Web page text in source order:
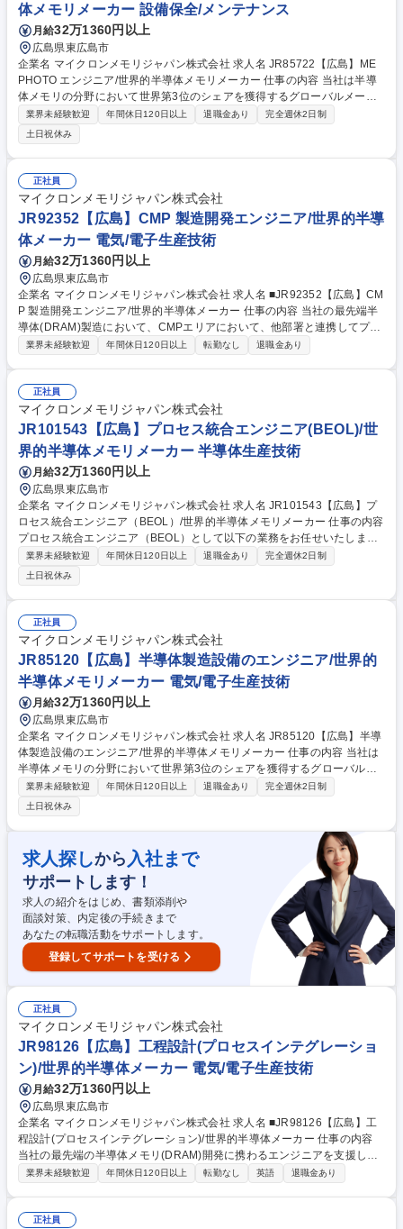
体メモリメーカー 設備保全/メンテナンス
月給32万1360円以上
広島県東広島市
企業名 マイクロンメモリジャパン株式会社 求人名 JR85722【広島】ME
PHOTO エンジニア/世界的半導体メモリメーカー 仕事の内容 当社は半導
体メモリの分野において世界第3位のシェアを獲得するグローバルメーカ
ーです。今回は、そんな当社のME PHOTO エンジニアとして、下記の業
務をお任せ致します。 【詳細】■故障解析、FMEA、8D、SPC手法を適用
し、プロセス関連の問題を特定・診断・解決 ■プロセスステップでの変更
実施に向けたプロセス・設備・材料の評価/最適化の調整・実行、歩留まり
向上・コスト削減活動の主導 ■参加、新規プロセスのベースライン認定対
応、品質・コスト・リスク管理目標達成のための材料サプライヤーとの連
携・監査・管理 募集職種 JR85722【広島】ME PHOTO エンジニア/世界
的半導体メモリメーカー
業界未経験歓迎 年間休日120日以上 退職金あり
完全週休2日制
土日祝休み
正社員
マイクロンメモリジャパン株式会社
JR92352【広島】CMP 製造開発エンジニア/世界的半導
体メーカー 電気/電子生産技術
月給32万1360円以上
広島県東広島市
企業名 マイクロンメモリジャパン株式会社 求人名 ■JR92352【広島】CM
P 製造開発エンジニア/世界的半導体メーカー 仕事の内容 当社の最先端半
導体(DRAM)製造において、CMPエリアにおいて、他部署と連携してプロ
セス改善に向けた技術開発をお任せ致します。 【詳細】■CMPエリアにお
・新規材料における剥がれ検査の実施。 ・開発デバイスにおけるCMPプ
ロセス異常品並びにTHICKNESS 計測エラー発生時の敏速かつ的確な処置
を実施しスムーズにロットをリリースする。 ■開発ロットのサイクルタイ
ム改善活動（Redundancy tool の展開、量産品との条件一致化など）を量
産部門とともに実施する。 募集職種 ■JR92352【広島】CMP 製造開発エ
ンジニア/世界的半導体メーカー
業界未経験歓迎 年間休日120日以上 転勤なし 退職金あり
正社員
マイクロンメモリジャパン株式会社
JR101543【広島】プロセス統合エンジニア(BEOL)/世
界的半導体メモリメーカー 半導体生産技術
月給32万1360円以上
広島県東広島市
企業名 マイクロンメモリジャパン株式会社 求人名 JR101543【広島】プ
ロセス統合エンジニア（BEOL）/世界的半導体メモリメーカー 仕事の内容
プロセス統合エンジニア（BEOL）として以下の業務をお任せいたしま
す。 【詳細】 募集職種 JR101543【広島】プロセス統合エンジニア（BE
OL）/世界的半導体メモリメーカー
業界未経験歓迎 年間休日120日以上 退職金あり
完全週休2日制
土日祝休み
正社員
マイクロンメモリジャパン株式会社
JR85120【広島】半導体製造設備のエンジニア/世界的
半導体メモリメーカー 電気/電子生産技術
月給32万1360円以上
広島県東広島市
企業名 マイクロンメモリジャパン株式会社 求人名 JR85120【広島】半導
体製造設備のエンジニア/世界的半導体メモリメーカー 仕事の内容 当社は
半導体メモリの分野において世界第3位のシェアを獲得するグローバルメ
ーカーです。今回は、そんな当社の半導体製造設備のエンジニアとして、
下記の業務をお任せ致します。 【詳細】■設備の安定稼働とトラブル対応
■プロセスとの連携による改善活動 ■設備の立ち上げ・改造・移設 ■コスト
削減・効率化の推進 ■安全・品質・環境への対応 ※建物の改変を伴う業務
は含まない 募集職種 JR85120【広島】半導体製造設備のエンジニア/世界
的半導体メモリメーカー
業界未経験歓迎 年間休日120日以上 退職金あり
完全週休2日制
土日祝休み
求人探しから 入社まで
サポートします！
求人の紹介をはじめ、書類添削や
面談対策、内定後の手続きまで
あなたの転職活動をサポートします。
登録してサポートを受ける
正社員
マイクロンメモリジャパン株式会社
JR98126【広島】工程設計(プロセスインテグレーショ
ン)/世界的半導体メーカー 電気/電子生産技術
月給32万1360円以上
広島県東広島市
企業名 マイクロンメモリジャパン株式会社 求人名 ■JR98126【広島】工
程設計(プロセスインテグレーション)/世界的半導体メーカー 仕事の内容
当社の最先端の半導体メモリ(DRAM)開発に携わるエンジニアを支援し、
開発現場を支える担当として、プロセスフローの構築、歩留まり改善のた
得、結果の整理・報告 ■外観検査およびSEMによるウェハ観察、評価結果
業界未経験歓迎 年間休日120日以上 転勤なし 英語 退職金あり
正社員